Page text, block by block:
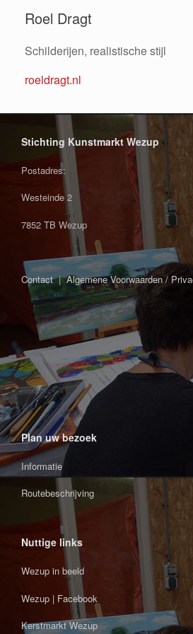
Roel Dragt
Schilderijen, realistische stijl
roeldragt.nl
Stichting Kunstmarkt Wezup
Postadres:
Westeinde 2
7852 TB Wezup
Contact|Algemene Voorwaarden /
Plan uw bezoek
Informatie
Routebeschrijving
Nuttige links
Wezup in beeld
Wezup | Facebook
Kerstmarkt Wezup